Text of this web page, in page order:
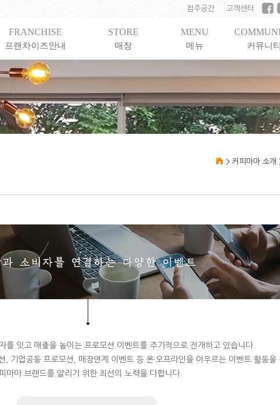
점주공간 고객센터
FRANCHISE
프랜차이즈안내
STORE
매장
MENU
메뉴 커뮤니티
> 커피마마 소개
를 잇고 매출을 높이는 프로모션 이벤트를 주기적으로 전개하고 있습니다.
, 기업공동 프로모션, 매장연계 이벤트 등 온·오프라인을 아우르는 이벤트 활동을
마마 브랜드를 알리기 위한 최선의 노력을 다합니다.